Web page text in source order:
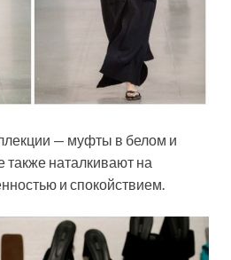
— муфты в белом и
также наталкивают на
и спокойствием.